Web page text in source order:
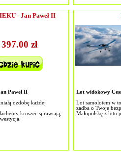
- Jan Paweł II
397.00 zł
Paweł II
ozdobę każdej
kruszec sprawiają,
Lot widokowy
Lot samolotem w
zadba o Twoje
Małopolskę z lotu